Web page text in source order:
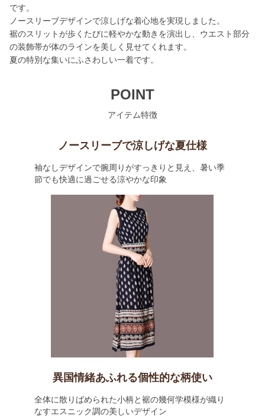
です。
ノースリーブデザインで涼しげな着心地を実現しました。
裾のスリットが歩くたびに軽やかな動きを演出し、ウエスト部分
の装飾帯が体のラインを美しく見せてくれます。
夏の特別な集いにふさわしい一着です。
POINT
アイテム特徴
ノースリーブで涼しげな夏仕様
袖なしデザインで腕周りがすっきりと見え、暑い季
節でも快適に過ごせる涼やかな印象
異国情緒あふれる個性的な柄使い
全体に散りばめられた小柄と裾の幾何学模様が織り
なすエスニック調の美しいデザイン